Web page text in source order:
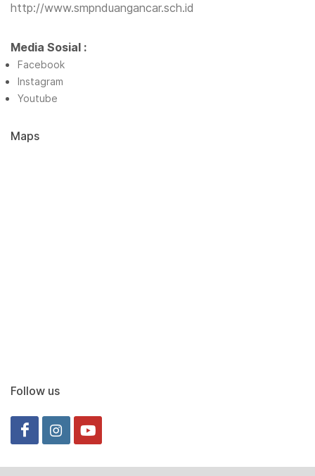
http://www.smpnduangancar.sch.id
Media Sosial :
Facebook
Instagram
Youtube
Maps
Follow us